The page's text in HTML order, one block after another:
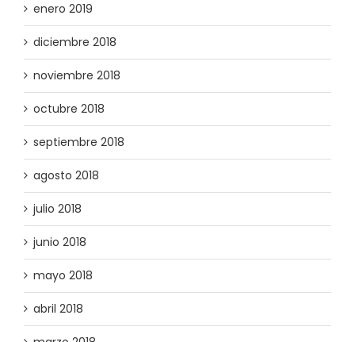
enero 2019
diciembre 2018
noviembre 2018
octubre 2018
septiembre 2018
agosto 2018
julio 2018
junio 2018
mayo 2018
abril 2018